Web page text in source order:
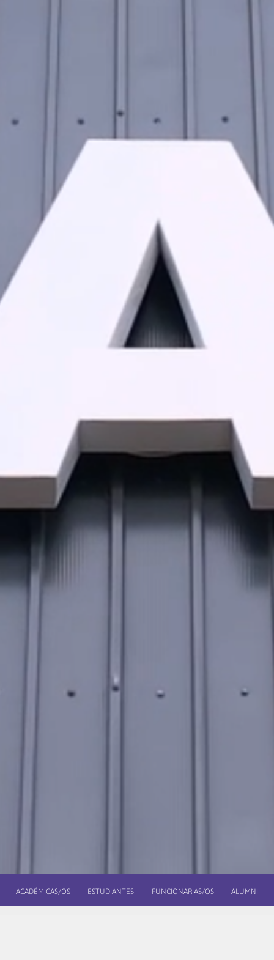
ACADÉMICAS/OS ESTUDIANTES FUNCIONARIAS/OS ALUMNI